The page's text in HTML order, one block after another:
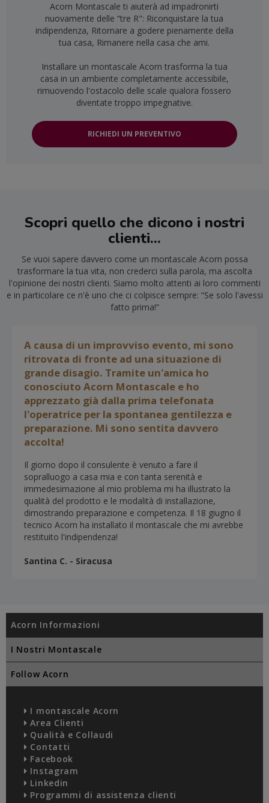
Acorn Montascale ti aiuterà ad impadronirti
nuovamente delle “tre R": Riconquistare la tua
indipendenza, Ritornare a godere pienamente della
tua casa, Rimanere nella casa che ami.
Installare un montascale Acorn trasforma la tua
casa in un ambiente completamente accessibile,
rimuovendo l'ostacolo delle scale qualora fossero
diventate troppo impegnative.
RICHIEDI UN PREVENTIVO
Scopri quello che dicono i nostri
clienti...
Se vuoi sapere davvero come un montascale Acorn possa
trasformare la tua vita, non crederci sulla parola, ma ascolta
l'opinione dei nostri clienti. Siamo molto attenti ai loro commenti
e in particolare ce n'è uno che ci colpisce sempre: “Se solo l'avessi
fatto prima!”
A causa di un improvviso evento, mi sono
ritrovata di fronte ad una situazione di
grande disagio. Tramite un'amica ho
conosciuto Acorn Montascale e ho
apprezzato già dalla prima telefonata
l'operatrice per la spontanea gentilezza e
preparazione. Mi sono sentita davvero
accolta!
Il giorno dopo il consulente è venuto a fare il
sopralluogo a casa mia e con tanta serenità e
immedesimazione al mio problema mi ha illustrato la
qualità del prodotto e le modalità di installazione,
dimostrando preparazione e competenza. Il 18 giugno il
tecnico Acorn ha installato il montascale che mi avrebbe
restituito l'indipendenza!
Santina C. - Siracusa
Acorn Informazioni
I Nostri Montascale
Follow Acorn
I montascale Acorn
Area Clienti
Qualità e Collaudi
Contatti
Facebook
Instagram
Linkedin
Programmi di assistenza clienti